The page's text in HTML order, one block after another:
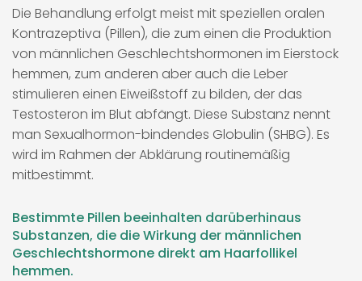
Die Behandlung erfolgt meist mit speziellen oralen
Kontrazeptiva (Pillen), die zum einen die Produktion
von männlichen Geschlechtshormonen im Eierstock
hemmen, zum anderen aber auch die Leber
stimulieren einen Eiweißstoff zu bilden, der das
Testosteron im Blut abfängt. Diese Substanz nennt
man Sexualhormon-bindendes Globulin (SHBG). Es
wird im Rahmen der Abklärung routinemäßig
mitbestimmt.
Bestimmte Pillen beeinhalten darüberhinaus
Substanzen, die die Wirkung der männlichen
Geschlechtshormone direkt am Haarfollikel
hemmen.